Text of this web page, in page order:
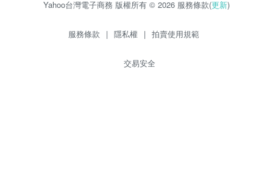
Yahoo台灣電子商務 版權所有 © 2026 服務條款(更新)
服務條款 | 隱私權 | 拍賣使用規範
交易安全